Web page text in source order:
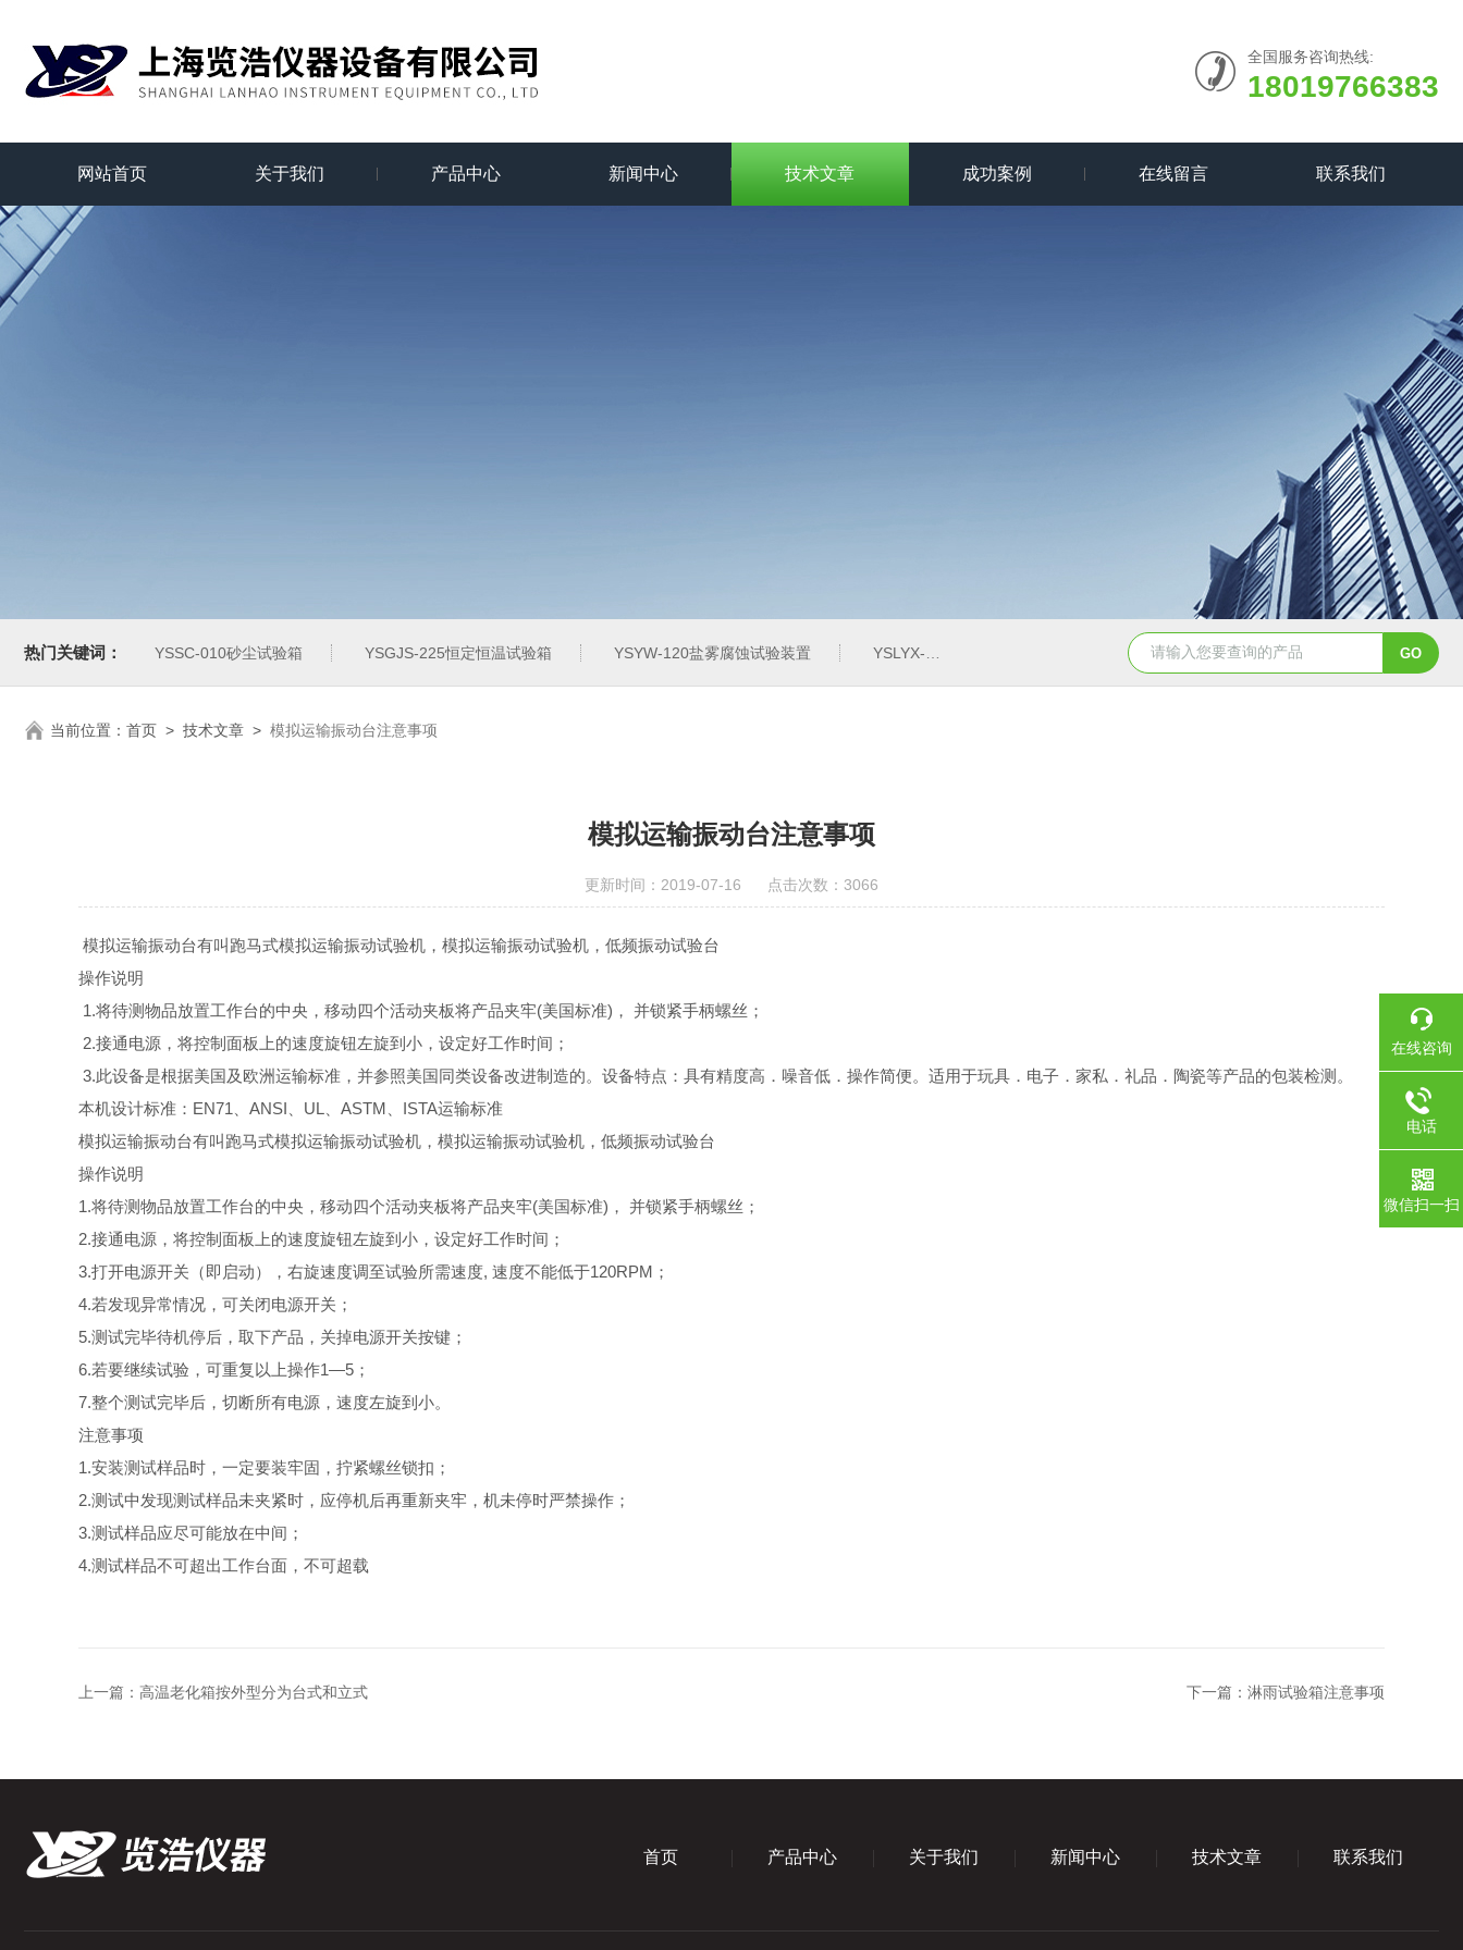
全国服务咨询热线:
18019766383
网站首页 关于我们 产品中心 新闻中心 技术文章 成功案例 在线留言 联系我们
热门关键词： YSSC-010砂尘试验箱 YSGJS-225恒定恒温试验箱 YSYW-120盐雾腐蚀试验装置 YSLYX-010防水试验设备 YSCYS-010臭氧老化试验设备
当前位置： 首页 > 技术文章 > 模拟运输振动台注意事项
模拟运输振动台注意事项
更新时间：2019-07-16 点击次数：3066
模拟运输振动台有叫跑马式模拟运输振动试验机，模拟运输振动试验机，低频振动试验台
操作说明
1.将待测物品放置工作台的中央，移动四个活动夹板将产品夹牢(美国标准)， 并锁紧手柄螺丝；
2.接通电源，将控制面板上的速度旋钮左旋到小，设定好工作时间；
3.此设备是根据美国及欧洲运输标准，并参照美国同类设备改进制造的。设备特点：具有精度高．噪音低．操作简便。适用于玩具．电子．家私．礼品．陶瓷等产品的包装检测。
本机设计标准：EN71、ANSI、UL、ASTM、ISTA运输标准
模拟运输振动台有叫跑马式模拟运输振动试验机，模拟运输振动试验机，低频振动试验台
操作说明
1.将待测物品放置工作台的中央，移动四个活动夹板将产品夹牢(美国标准)， 并锁紧手柄螺丝；
2.接通电源，将控制面板上的速度旋钮左旋到小，设定好工作时间；
3.打开电源开关（即启动），右旋速度调至试验所需速度, 速度不能低于120RPM；
4.若发现异常情况，可关闭电源开关；
5.测试完毕待机停后，取下产品，关掉电源开关按键；
6.若要继续试验，可重复以上操作1—5；
7.整个测试完毕后，切断所有电源，速度左旋到小。
注意事项
1.安装测试样品时，一定要装牢固，拧紧螺丝锁扣；
2.测试中发现测试样品未夹紧时，应停机后再重新夹牢，机未停时严禁操作；
3.测试样品应尽可能放在中间；
4.测试样品不可超出工作台面，不可超载
上一篇： 高温老化箱按外型分为台式和立式 下一篇： 淋雨试验箱注意事项
首页 产品中心 关于我们 新闻中心 技术文章 联系我们
在线咨询
电话
微信扫一扫